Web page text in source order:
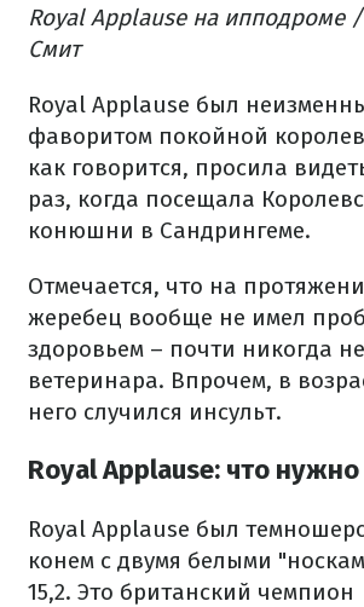
Royal Applause на
Смит
Royal Applause был
фаворитом покойной
как говорится, просила
раз, когда посещала
конюшни в Сандрингеме.
Отмечается, что на
жеребец вообще не имел
здоровьем – почти никогда
ветеринара. Впрочем, в
него случился инсульт.
Royal Applause: что нужно
Royal Applause был
конем с двумя белыми
15,2. Это британский чемпион